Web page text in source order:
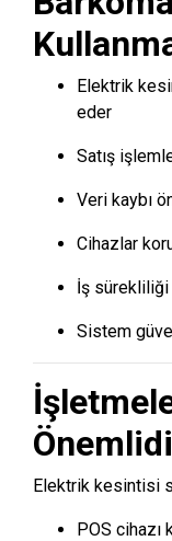
Elektrik
eder
Satış
Veri kaybı
Cihazlar
İş sürekliliği
Sistem
Elektrik kesintisi
POS cihazı